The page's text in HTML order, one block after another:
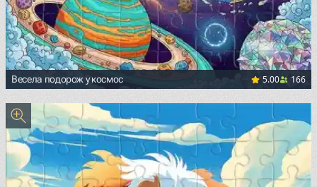
Весела подорож у космос 5.00 166